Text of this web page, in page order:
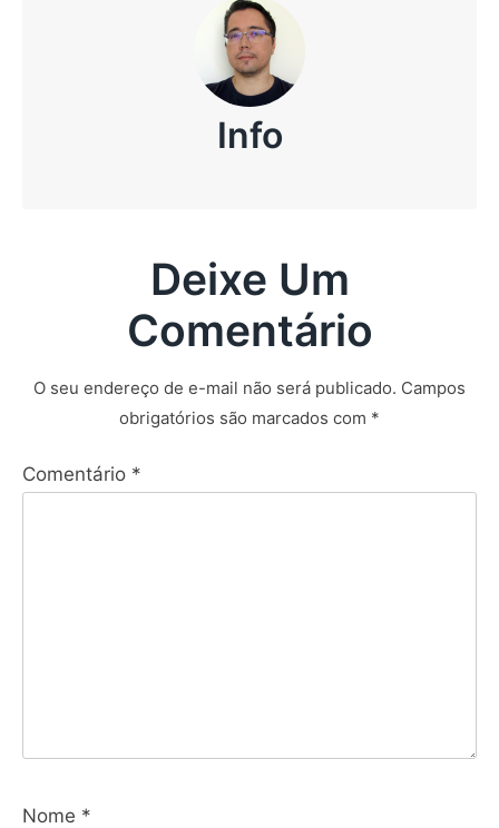
Info
Deixe Um
Comentário
O seu endereço de e-mail não será publicado. Campos
obrigatórios são marcados com *
Comentário *
Nome *